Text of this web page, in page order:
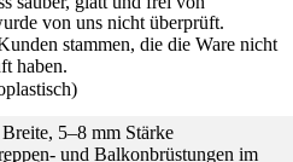
5–8 mm Stärke
und Balkonbrüstungen im
von uns nicht überprüft.
stammen, die die Ware nicht
haben.